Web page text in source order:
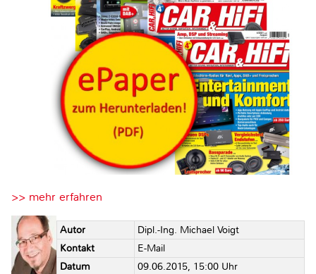
>> mehr erfahren
Autor
Dipl.-Ing. Michael Voigt
Kontakt
E-Mail
Datum
09.06.2015, 15:00 Uhr